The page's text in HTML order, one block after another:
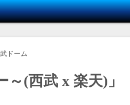
ドーム
(西武 x 楽天)」